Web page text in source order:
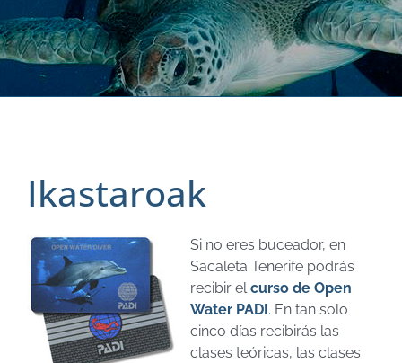
Ikastaroak
Si no eres buceador, en
Sacaleta Tenerife podrás
recibir elcurso de Open
Water PADI . En tan solo
cinco días recibirás las
clases teóricas, las clases